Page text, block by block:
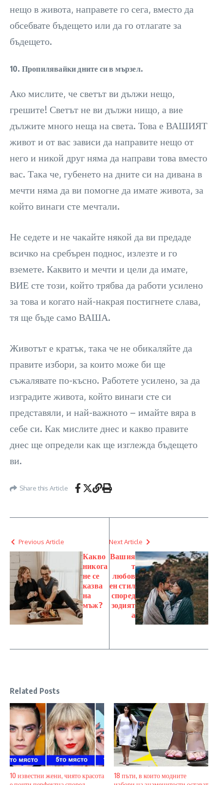
нещо в живота, направете го сега, вместо да
обсебвате бъдещето или да го отлагате за
бъдещето.
10. Пропилявайки дните си в мързел.
Ако мислите, че светът ви дължи нещо,
грешите! Светът не ви дължи нищо, а вие
дължите много неща на света. Това е ВАШИЯТ
живот и от вас зависи да направите нещо от
него и никой друг няма да направи това вместо
вас. Така че, губенето на дните си на дивана в
мечти няма да ви помогне да имате живота, за
който винаги сте мечтали.
Не седете и не чакайте някой да ви предаде
всичко на сребърен поднос, излезте и го
вземете. Каквито и мечти и цели да имате,
ВИЕ сте този, който трябва да работи усилено
за това и когато най-накрая постигнете слава,
тя ще бъде само ВАША.
Животът е кратък, така че не обикаляйте да
правите избори, за които може би ще
съжалявате по-късно. Работете усилено, за да
изградите живота, който винаги сте си
представяли, и най-важното – имайте вяра в
себе си. Как мислите днес и какво правите
днес ще определи как ще изглежда бъдещето
ви.
Share this Article
Previous Article
Какво
никога
не се
казва
на
мъж?
Next Article
Вашия
т
любов
ен стил
според
зодият
а
Related Posts
10 известни жени, чиято красота
18 пъти, в които модните